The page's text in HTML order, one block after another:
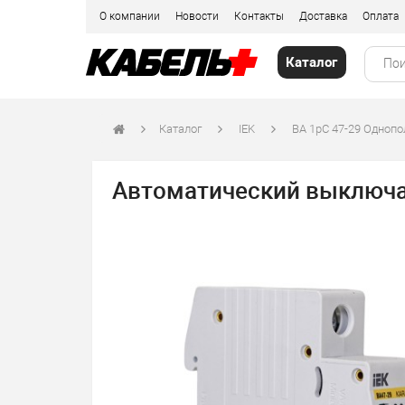
О компании Новости Контакты Доставка Оплата
Каталог
Каталог IEK ВА 1рС 47-29
Автоматический